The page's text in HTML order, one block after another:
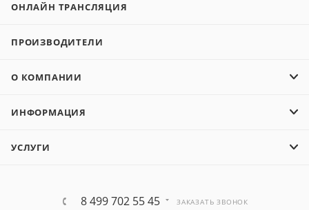
ОНЛАЙН ТРАНСЛЯЦИЯ
ПРОИЗВОДИТЕЛИ
О КОМПАНИИ
ИНФОРМАЦИЯ
УСЛУГИ
8 499 702 55 45 ЗАКАЗАТЬ ЗВОНОК